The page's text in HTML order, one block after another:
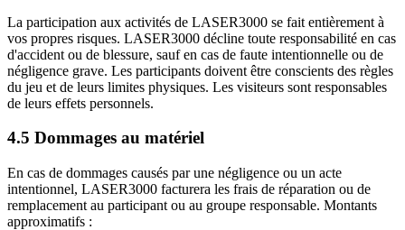
La participation aux activités de LASER3000 se fait entièrement à
vos propres risques. LASER3000 décline toute responsabilité en cas
d'accident ou de blessure, sauf en cas de faute intentionnelle ou de
négligence grave. Les participants doivent être conscients des règles
du jeu et de leurs limites physiques. Les visiteurs sont responsables
de leurs effets personnels.
4.5 Dommages au matériel
En cas de dommages causés par une négligence ou un acte
intentionnel, LASER3000 facturera les frais de réparation ou de
remplacement au participant ou au groupe responsable. Montants
approximatifs :